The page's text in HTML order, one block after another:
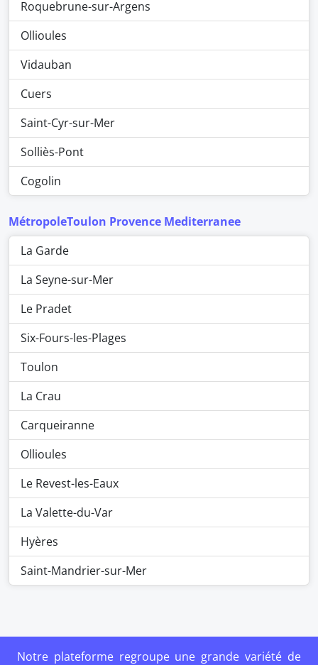
Roquebrune-sur-Argens
Ollioules
Vidauban
Cuers
Saint-Cyr-sur-Mer
Solliès-Pont
Cogolin
MétropoleToulon Provence Mediterranee
La Garde
La Seyne-sur-Mer
Le Pradet
Six-Fours-les-Plages
Toulon
La Crau
Carqueiranne
Ollioules
Le Revest-les-Eaux
La Valette-du-Var
Hyères
Saint-Mandrier-sur-Mer
Notre plateforme regroupe une grande variété de